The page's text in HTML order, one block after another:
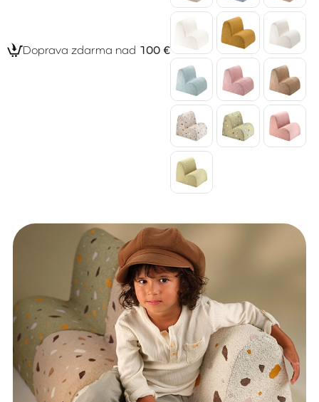
Doprava zdarma nad 100 €